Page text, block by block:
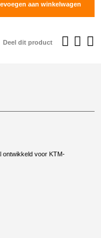
aan winkelwagen
Deel dit product
ontwikkeld voor KTM-